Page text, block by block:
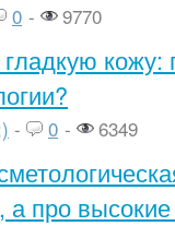
0 - 9770
кожу:
- 0 - 6349
про высокие